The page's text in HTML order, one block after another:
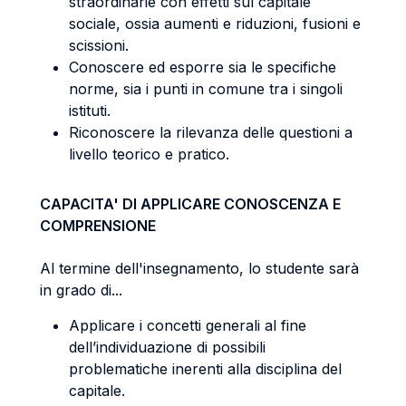
sociale, ossia aumenti e riduzioni, fusioni e
scissioni.
Conoscere ed esporre sia le specifiche
norme, sia i punti in comune tra i singoli
istituti.
Riconoscere la rilevanza delle questioni a
livello teorico e pratico.
CAPACITA' DI APPLICARE CONOSCENZA E
COMPRENSIONE
Al termine dell'insegnamento, lo studente sarà
in grado di...
Applicare i concetti generali al fine
dell’individuazione di possibili
problematiche inerenti alla disciplina del
capitale.